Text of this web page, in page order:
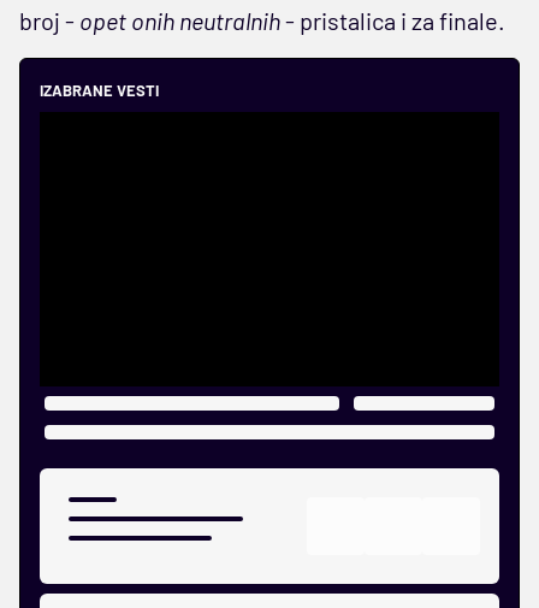
broj - opet onih neutralnih- pristalica i za finale.
IZABRANE VESTI